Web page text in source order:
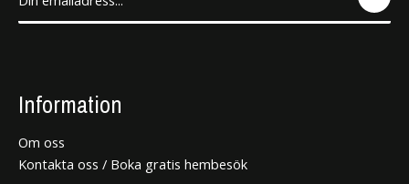
Information
Om oss
Kontakta oss / Boka gratis hembesök